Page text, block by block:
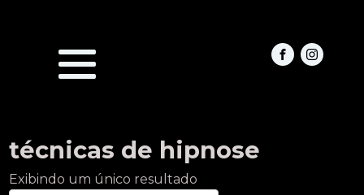
técnicas de hipnose
Exibindo um único resultado